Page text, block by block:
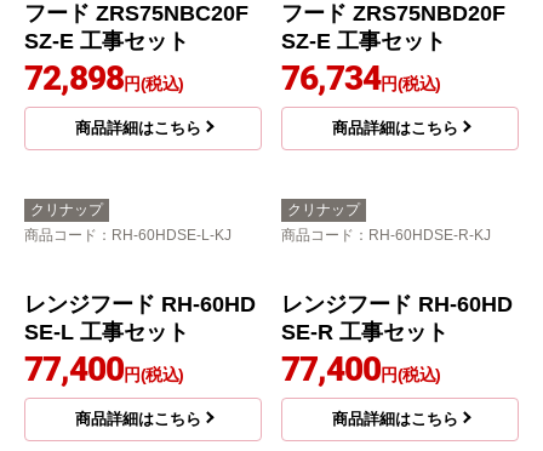
フード ZRS75NBC20F
SZ-E 工事セット
72,898円(税込)
商品詳細はこちら
フード ZRS75NBD20F
SZ-E 工事セット
76,734円(税込)
商品詳細はこちら
クリナップ
商品コード ：RH-60HDSE-L-KJ
クリナップ
商品コード ：RH-60HDSE-R-KJ